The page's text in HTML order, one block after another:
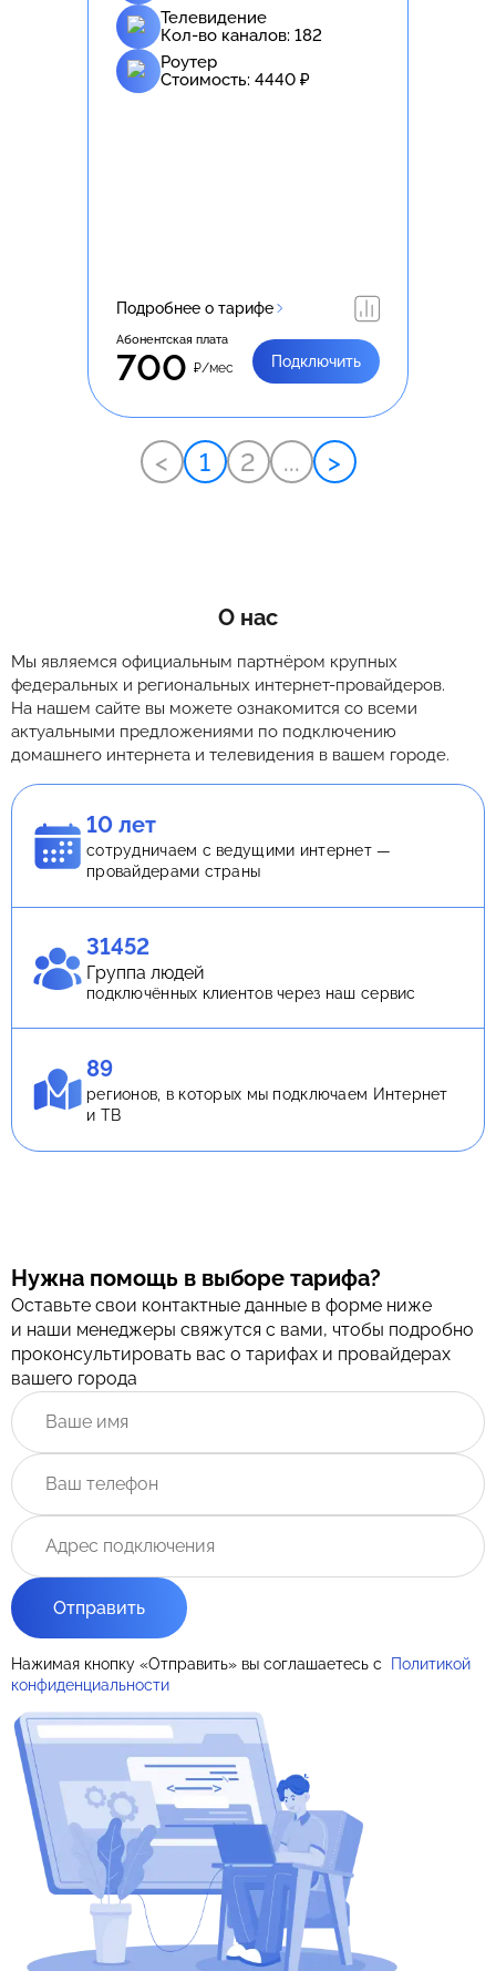
Телевидение
Кол-во каналов: 182
Роутер
Стоимость: 4440 ₽
Подробнее о тарифе
Абонентская плата
700 ₽/мес Подключить
< 1 2 ... >
О нас
Мы являемся официальным партнёром крупных
федеральных и региональных интернет-провайдеров.
На нашем сайте вы можете ознакомится со всеми
актуальными предложениями по подключению
домашнего интернета и телевидения в вашем городе.
10 лет
сотрудничаем с ведущими интернет —
провайдерами страны
31452
Группа людей
подключённых клиентов через наш сервис
89
регионов, в которых мы подключаем Интернет
и ТВ
Нужна помощь в выборе тарифа?
Оставьте свои контактные данные в форме ниже
и наши менеджеры свяжутся с вами, чтобы подробно
проконсультировать вас о тарифах и провайдерах
вашего города
Отправить
Нажимая кнопку «Отправить» вы соглашаетесь с
Политикой
конфиденциальности